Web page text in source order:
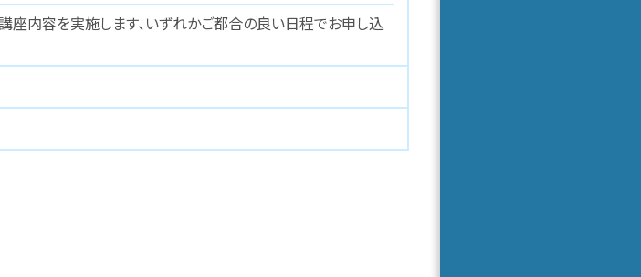
内容を実施します、いずれかご都合の良い日程でお申し込